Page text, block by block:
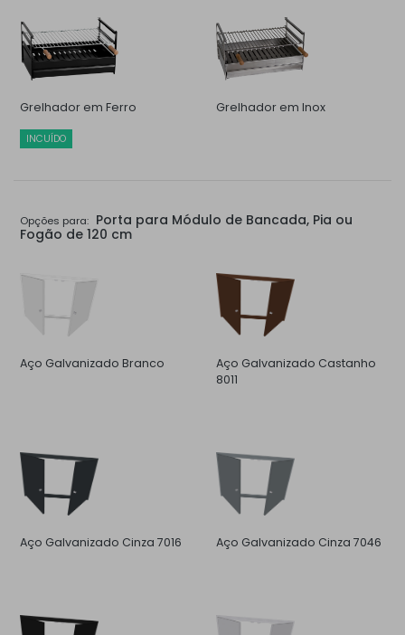
Grelhador em Ferro
INCUÍDO
Grelhador em Inox
Opções para: Porta para Módulo de Bancada, Pia ou
Fogão de 120 cm
Aço Galvanizado Branco
Aço Galvanizado Castanho
8011
Aço Galvanizado Cinza 7016 Aço Galvanizado Cinza 7046